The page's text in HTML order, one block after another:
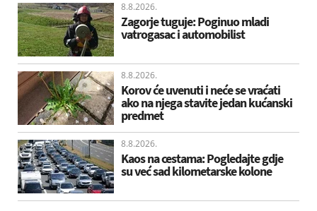
8.8.2026.
Zagorje tuguje: Poginuo mladi
vatrogasac i automobilist
8.8.2026.
Korov će uvenuti i neće se vraćati
ako na njega stavite jedan kućanski
predmet
8.8.2026.
Kaos na cestama: Pogledajte gdje
su već sad kilometarske kolone